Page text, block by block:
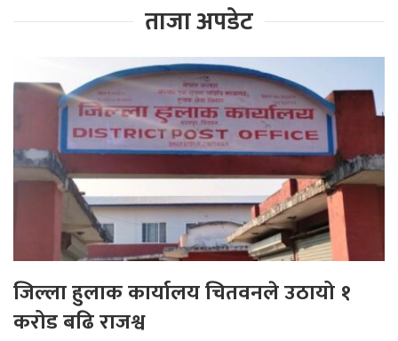
ताजा अपडेट
जिल्ला हुलाक कार्यालय चितवनले उठायो १
करोड बढि राजश्व